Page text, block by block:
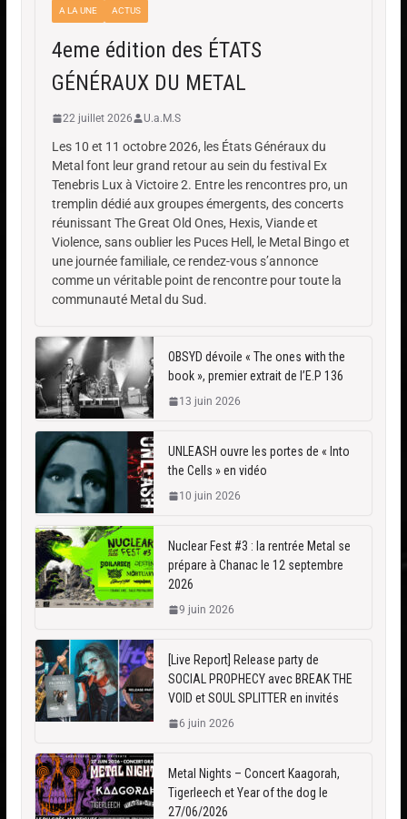
A LA UNE ACTUS
4eme édition des ÉTATS
GÉNÉRAUX DU METAL
22 juillet 2026 U.a.M.S
Les 10 et 11 octobre 2026, les États Généraux du
Metal font leur grand retour au sein du festival Ex
Tenebris Lux à Victoire 2. Entre les rencontres pro, un
tremplin dédié aux groupes émergents, des concerts
réunissant The Great Old Ones, Hexis, Viande et
Violence, sans oublier les Puces Hell, le Metal Bingo et
une journée familiale, ce rendez-vous s’annonce
comme un véritable point de rencontre pour toute la
communauté Metal du Sud.
OBSYD dévoile « The ones with the
book », premier extrait de l’E.P 136
13 juin 2026
UNLEASH ouvre les portes de « Into
the Cells » en vidéo
10 juin 2026
Nuclear Fest #3 : la rentrée Metal se
prépare à Chanac le 12 septembre
2026
9 juin 2026
[Live Report] Release party de
SOCIAL PROPHECY avec BREAK THE
VOID et SOUL SPLITTER en invités
6 juin 2026
Metal Nights – Concert Kaagorah,
Tigerleech et Year of the dog le
27/06/2026